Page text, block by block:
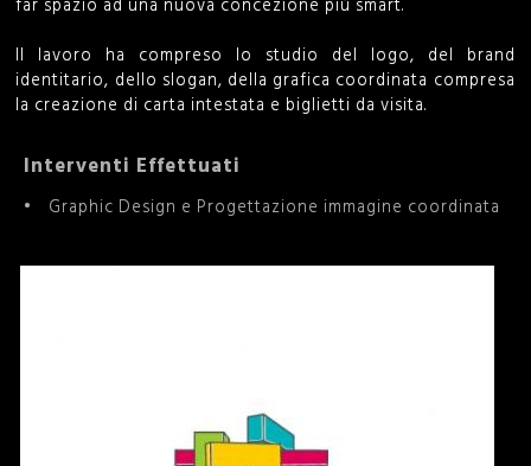
c
far spazio ad una nuova concezione più smart.
Il lavoro ha compreso lo studio del logo, del brand
identitario, dello slogan, della grafica coordinata compresa
la creazione di carta intestata e biglietti da visita.
Interventi Effettuati
Graphic Design e Progettazione immagine coordinata